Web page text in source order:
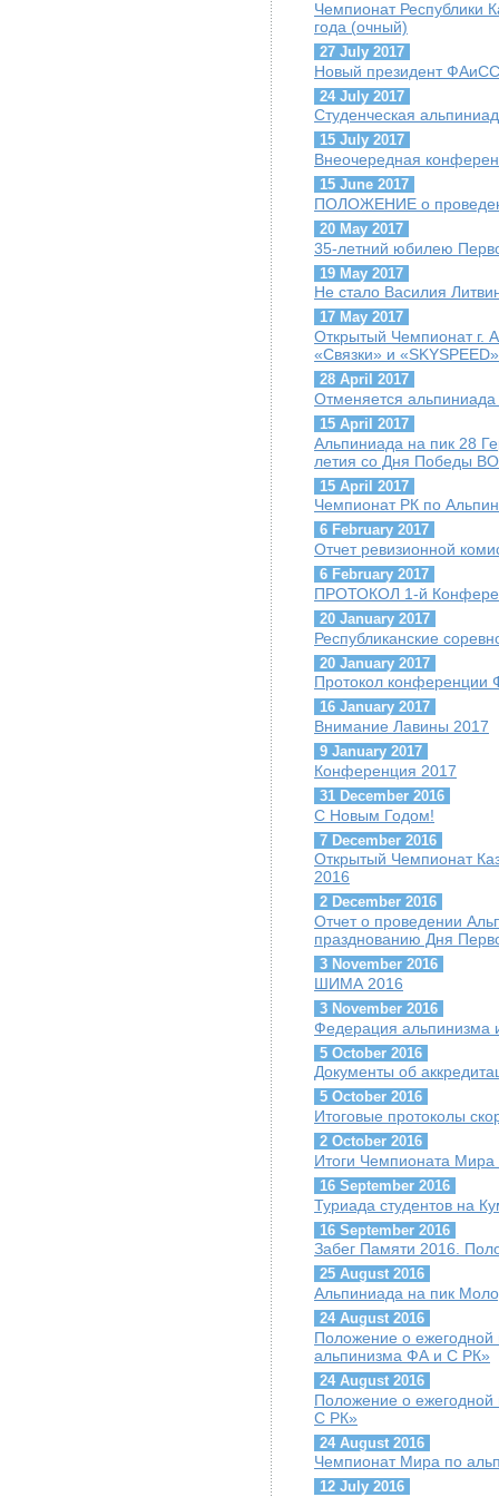
Чемпионат Республики
года (очный)
27 July 2017
Новый президент
24 July 2017
Студенческая
15 July 2017
Внеочередная
15 June 2017
ПОЛОЖЕНИЕ о
20 May 2017
35-летний юбилею
19 May 2017
Не стало Василия
17 May 2017
Открытый Чемпионат г.
«Связки» и «SKYSPEED»
28 April 2017
Отменяется
15 April 2017
Альпиниада на пик 28
летия со Дня Победы
15 April 2017
Чемпионат РК по
6 February 2017
Отчет ревизионной
6 February 2017
ПРОТОКОЛ 1-й
20 January 2017
Республиканские
20 January 2017
Протокол
16 January 2017
Внимание Лавины 2017
9 January 2017
Конференция 2017
31 December 2016
С Новым Годом!
7 December 2016
Открытый Чемпионат
2016
2 December 2016
Отчет о проведении
празднованию Дня
3 November 2016
ШИМА 2016
3 November 2016
Федерация альпинизма
5 October 2016
Документы об
5 October 2016
Итоговые протоколы
2 October 2016
Итоги Чемпионата Мира
16 September 2016
Туриада студентов на
16 September 2016
Забег Памяти 2016.
25 August 2016
Альпиниада на пик
24 August 2016
Положение о ежегодной
альпинизма ФА и С РК»
24 August 2016
Положение о
С РК»
24 August 2016
Чемпионат Мира по
12 July 2016